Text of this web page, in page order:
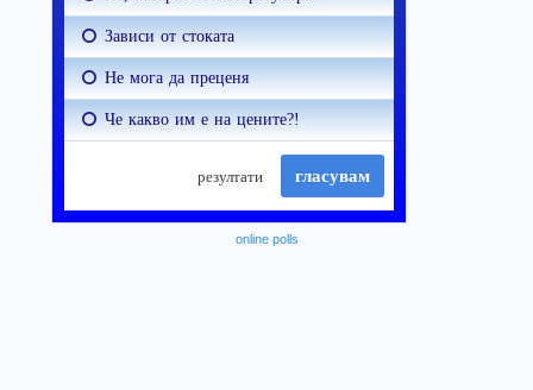
online polls